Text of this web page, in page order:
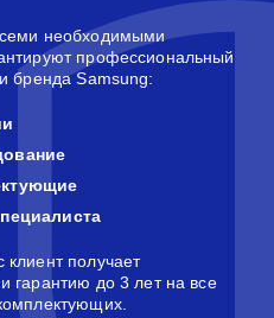
необходимыми
профессиональный
бренда Samsung:
получает
гарантию до 3 лет на все